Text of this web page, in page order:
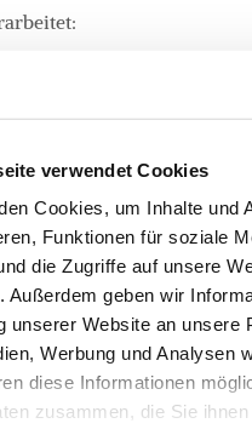
verwendet Cookies
Cookies, um Inhalte und
Funktionen für soziale
die Zugriffe auf unsere
Außerdem geben wir
unserer Website an unsere
Werbung und Analysen
diese Informationen
zusammen, die Sie
einer
eines reibungslosen
der Systemsicherheit
administrativen
oder zur
oder
an uns.